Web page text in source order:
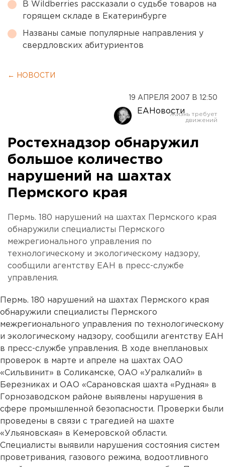
В Wildberries рассказали о судьбе товаров на
горящем складе в Екатеринбурге
Названы самые популярные направления у
свердловских абитуриентов
← НОВОСТИ
19 АПРЕЛЯ 2007 В 12:50
ЕАНовости
Ростехнадзор обнаружил
большое количество
нарушений на шахтах
Пермского края
Пермь. 180 нарушений на шахтах Пермского края
обнаружили специалисты Пермского
межрегионального управления по
технологическому и экологическому надзору,
сообщили агентству ЕАН в пресс-службе
управления.
Пермь. 180 нарушений на шахтах Пермского края
обнаружили специалисты Пермского
межрегионального управления по технологическому
и экологическому надзору, сообщили агентству ЕАН
в пресс-службе управления. В ходе внеплановых
проверок в марте и апреле на шахтах ОАО
«Сильвинит» в Соликамске, ОАО «Уралкалий» в
Березниках и ОАО «Сарановская шахта «Рудная» в
Горнозаводском районе выявлены нарушения в
сфере промышленной безопасности. Проверки были
проведены в связи с трагедией на шахте
«Ульяновская» в Кемеровской области.
Специалисты выявили нарушения состояния систем
проветривания, газового режима, водоотливного